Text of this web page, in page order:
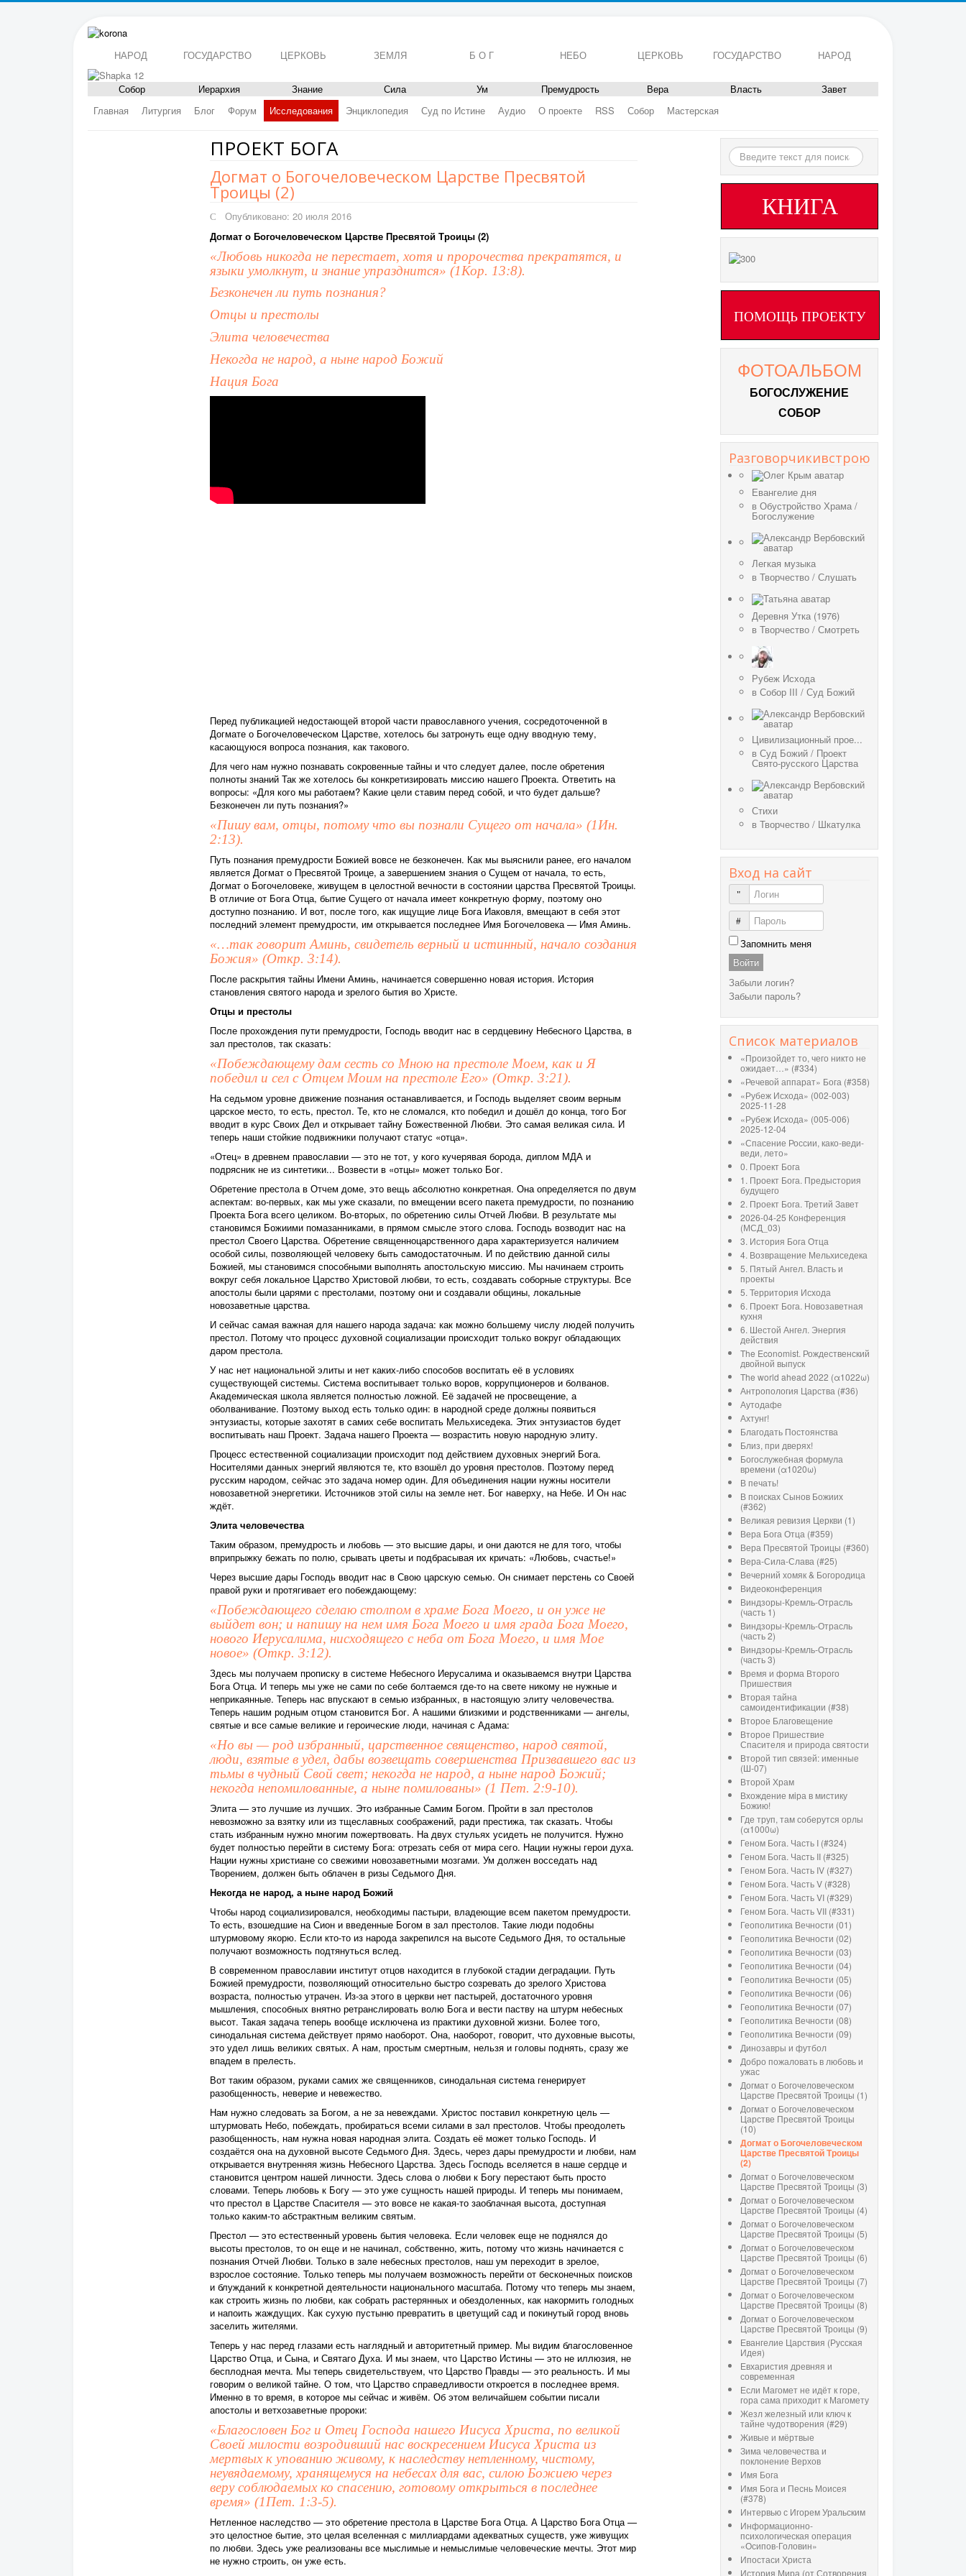
НАРОД ГОСУДАРСТВО ЦЕРКОВЬ ЗЕМЛЯ Б О Г НЕБО ЦЕРКОВЬ ГОСУДАРСТВО НАРОД
Собор Иерархия Знание Сила Ум Премудрость Вера Власть
Завет
Главная
Литургия Блог Форум Исследования Энциклопедия Суд по Истине Аудио О проекте RSS Собор Мастерская
ПРОЕКТ БОГА
Догмат о Богочеловеческом Царстве Пресвятой
Троицы (2)
Опубликовано: 20 июля 2016
Догмат о Богочеловеческом Царстве Пресвятой Троицы (2)
«Любовь никогда не перестает, хотя и пророчества прекратятся, и
языки умолкнут, и знание упразднится» (1Кор. 13:8).
Безконечен ли путь познания?
Отцы и престолы
Элита человечества
Некогда не народ, а ныне народ Божий
Нация Бога
Перед публикацией недостающей второй части православного учения, сосредоточенной в
Догмате о Богочеловеческом Царстве, хотелось бы затронуть еще одну вводную тему,
касающуюся вопроса познания, как такового.
Для чего нам нужно познавать сокровенные тайны и что следует далее, после обретения
полноты знаний Так же хотелось бы конкретизировать миссию нашего Проекта. Ответить на
вопросы: «Для кого мы работаем? Какие цели ставим перед собой, и что будет дальше?
Безконечен ли путь познания?»
«Пишу вам, отцы, потому что вы познали Сущего от начала» (1Ин.
2:13).
Путь познания премудрости Божией вовсе не безконечен. Как мы выяснили ранее, его началом
является Догмат о Пресвятой Троице, а завершением знания о Сущем от начала, то есть,
Догмат о Богочеловеке, живущем в целостной вечности в состоянии царства Пресвятой Троицы.
В отличие от Бога Отца, бытие Сущего от начала имеет конкретную форму, поэтому оно
доступно познанию. И вот, после того, как ищущие лице Бога Иаковля, вмещают в себя этот
последний элемент премудрости, им открывается последнее Имя Богочеловека — Имя Аминь.
«…так говорит Аминь, свидетель верный и истинный, начало создания
Божия» (Откр. 3:14).
После раскрытия тайны Имени Аминь, начинается совершенно новая история. История
становления святого народа и зрелого бытия во Христе.
Отцы и престолы
После прохождения пути премудрости, Господь вводит нас в сердцевину Небесного Царства, в
зал престолов, так сказать:
«Побеждающему дам сесть со Мною на престоле Моем, как и Я
победил и сел с Отцем Моим на престоле Его» (Откр. 3:21).
На седьмом уровне движение познания останавливается, и Господь выделяет своим верным
царское место, то есть, престол. Те, кто не сломался, кто победил и дошёл до конца, того Бог
вводит в курс Своих Дел и открывает тайну Божественной Любви. Это самая великая сила. И
теперь наши стойкие подвижники получают статус «отца».
«Отец» в древнем православии — это не тот, у кого кучерявая борода, диплом МДА и
подрясник не из синтетики... Возвести в «отцы» может только Бог.
Обретение престола в Отчем доме, это вещь абсолютно конкретная. Она определяется по двум
аспектам: во-первых, как мы уже сказали, по вмещении всего пакета премудрости, по познанию
Проекта Бога всего целиком. Во-вторых, по обретению силы Отчей Любви. В результате мы
становимся Божиими помазанниками, в прямом смысле этого слова. Господь возводит нас на
престол Своего Царства. Обретение священноцарственного дара характеризуется наличием
особой силы, позволяющей человеку быть самодостаточным. И по действию данной силы
Божией, мы становимся способными выполнять апостольскую миссию. Мы начинаем строить
вокруг себя локальное Царство Христовой любви, то есть, создавать соборные структуры. Все
апостолы были царями с престолами, поэтому они и создавали общины, локальные
новозаветные царства.
И сейчас самая важная для нашего народа задача: как можно большему числу людей получить
престол. Потому что процесс духовной социализации происходит только вокруг обладающих
даром престола.
У нас нет национальной элиты и нет каких-либо способов воспитать её в условиях
существующей системы. Система воспитывает только воров, коррупционеров и болванов.
Академическая школа является полностью ложной. Её задачей не просвещение, а
оболванивание. Поэтому выход есть только один: в народной среде должны появиться
энтузиасты, которые захотят в самих себе воспитать Мельхиседека. Этих энтузиастов будет
воспитывать наш Проект. Задача нашего Проекта — возрастить новую народную элиту.
Процесс естественной социализации происходит под действием духовных энергий Бога.
Носителями данных энергий являются те, кто взошёл до уровня престолов. Поэтому перед
русским народом, сейчас это задача номер один. Для объединения нации нужны носители
новозаветной энергетики. Источников этой силы на земле нет. Бог наверху, на Небе. И Он нас
ждёт.
Элита человечества
Таким образом, премудрость и любовь — это высшие дары, и они даются не для того, чтобы
вприпрыжку бежать по полю, срывать цветы и подбрасывая их кричать: «Любовь, счастье!»
Через высшие дары Господь вводит нас в Свою царскую семью. Он снимает перстень со Своей
правой руки и протягивает его побеждающему:
«Побеждающего сделаю столпом в храме Бога Моего, и он уже не
выйдет вон; и напишу на нем имя Бога Моего и имя града Бога Моего,
нового Иерусалима, нисходящего с неба от Бога Моего, и имя Мое
новое» (Откр. 3:12).
Здесь мы получаем прописку в системе Небесного Иерусалима и оказываемся внутри Царства
Бога Отца. И теперь мы уже не сами по себе болтаемся где-то на свете никому не нужные и
неприкаянные. Теперь нас впускают в семью избранных, в настоящую элиту человечества.
Теперь нашим родным отцом становится Бог. А нашими близкими и родственниками — ангелы,
святые и все самые великие и героические люди, начиная с Адама:
«Но вы — род избранный, царственное священство, народ святой,
люди, взятые в удел, дабы возвещать совершенства Призвавшего вас из
тьмы в чудный Свой свет; некогда не народ, а ныне народ Божий;
некогда непомилованные, а ныне помилованы» (1 Пет. 2:9-10).
Элита — это лучшие из лучших. Это избранные Самим Богом. Пройти в зал престолов
невозможно за взятку или из тщеславных соображений, ради престижа, так сказать. Чтобы
стать избранным нужно многим пожертвовать. На двух стульях усидеть не получится. Нужно
будет полностью перейти в систему Бога: отрезать себя от мира сего. Нации нужны герои духа.
Нации нужны христиане со свежими новозаветными мозгами. Ум должен восседать над
Творением, должен быть облачен в ризы Седьмого Дня.
Некогда не народ, а ныне народ Божий
Чтобы народ социализировался, необходимы пастыри, владеющие всем пакетом премудрости.
То есть, взошедшие на Сион и введенные Богом в зал престолов. Такие люди подобны
штурмовому якорю. Если кто-то из народа закрепился на высоте Седьмого Дня, то остальные
получают возможность подтянуться вслед.
В современном православии институт отцов находится в глубокой стадии деградации. Путь
Божией премудрости, позволяющий относительно быстро созревать до зрелого Христова
возраста, полностью утрачен. Из-за этого в церкви нет пастырей, достаточного уровня
мышления, способных внятно ретранслировать волю Бога и вести паству на штурм небесных
высот. Такая задача теперь вообще исключена из практики духовной жизни. Более того,
синодальная система действует прямо наоборот. Она, наоборот, говорит, что духовные высоты,
это удел лишь великих святых. А нам, простым смертным, нельзя и головы поднять, сразу же
впадем в прелесть.
Вот таким образом, руками самих же священников, синодальная система генерирует
разобщенность, неверие и невежество.
Нам нужно следовать за Богом, а не за невеждами. Христос поставил конкретную цель —
штурмовать Небо, побеждать, пробираться всеми силами в зал престолов. Чтобы преодолеть
разобщенность, нам нужна новая народная элита. Создать её может только Господь. И
создаётся она на духовной высоте Седьмого Дня. Здесь, через дары премудрости и любви, нам
открывается внутренняя жизнь Небесного Царства. Здесь Господь вселяется в наше сердце и
становится центром нашей личности. Здесь слова о любви к Богу перестают быть просто
словами. Теперь любовь к Богу — это уже сущность нашей природы. И теперь мы понимаем,
что престол в Царстве Спасителя — это вовсе не какая-то заоблачная высота, доступная
только каким-то абстрактным великим святым.
Престол — это естественный уровень бытия человека. Если человек еще не поднялся до
высоты престолов, то он еще и не начинал, собственно, жить, потому что жизнь начинается с
познания Отчей Любви. Только в зале небесных престолов, наш ум переходит в зрелое,
взрослое состояние. Только теперь мы получаем возможность перейти от бесконечных поисков
и блужданий к конкретной деятельности национального масштаба. Потому что теперь мы знаем,
как строить жизнь по любви, как собрать растерянных и обездоленных, как накормить голодных
и напоить жаждущих. Как сухую пустыню превратить в цветущий сад и покинутый город вновь
заселить жителями.
Теперь у нас перед глазами есть наглядный и авторитетный пример. Мы видим благословенное
Царство Отца, и Сына, и Святаго Духа. И мы знаем, что Царство Истины — это не иллюзия, не
бесплодная мечта. Мы теперь свидетельствуем, что Царство Правды — это реальность. И мы
говорим о великой тайне. О том, что Царство справедливости откроется в последнее время.
Именно в то время, в которое мы сейчас и живём. Об этом величайшем событии писали
апостолы и ветхозаветные пророки:
«Благословен Бог и Отец Господа нашего Иисуса Христа, по великой
Своей милости возродивший нас воскресением Иисуса Христа из
мертвых к упованию живому, к наследству нетленному, чистому,
неувядаемому, хранящемуся на небесах для вас, силою Божиею через
веру соблюдаемых ко спасению, готовому открыться в последнее
время» (1Пет. 1:3-5).
Нетленное наследство — это обретение престола в Царстве Бога Отца. А Царство Бога Отца —
это целостное бытие, это целая вселенная с миллиардами адекватных существ, уже живущих
по любви. Здесь уже реализованы все мыслимые и немыслимые человеческие мечты. Этот мир
не нужно строить, он уже есть.
Искать...
КНИГА
ПОМОЩЬ ПРОЕКТУ
ФОТОАЛЬБОМ
БОГОСЛУЖЕНИЕ
СОБОР
Разговорчикивстрою
Евангелие дня
в Обустройство Храма /
Богослужение
Легкая музыка
в Творчество / Слушать
Деревня Утка (1976)
в Творчество / Смотреть
Рубеж Исхода
в Собор III / Суд Божий
Цивилизационный прое...
в Суд Божий / Проект
Свято-русского Царства
Стихи
в Творчество / Шкатулка
Вход на сайт
Логин
Пароль
Запомнить меня
Войти
Забыли логин?
Забыли пароль?
Список материалов
«Произойдет то, чего никто не
ожидает…» (#334)
«Речевой аппарат» Бога (#358)
«Рубеж Исхода» (002-003)
2025-11-28
«Рубеж Исхода» (005-006)
2025-12-04
«Спасение России, како-веди-
веди, лето»
0. Проект Бога
1. Проект Бога. Предыстория
будущего
2. Проект Бога. Третий Завет
2026-04-25 Конференция
(МСД_03)
3. История Бога Отца
4. Возвращение Мельхиседека
5. Пятый Ангел. Власть и
проекты
5. Территория Исхода
6. Проект Бога. Новозаветная
кухня
6. Шестой Ангел. Энергия
действия
The Economist. Рождественский
двойной выпуск
The world ahead 2022 (α1022ω)
Антропология Царства (#36)
Аутодафе
Ахтунг!
Благодать Постоянства
Близ, при дверях!
Богослужебная формула
времени (α1020ω)
В печать!
В поисках Сынов Божиих
(#362)
Великая ревизия Церкви (1)
Вера Бога Отца (#359)
Вера Пресвятой Троицы (#360)
Вера-Сила-Слава (#25)
Вечерний хомяк & Богородица
Видеоконференция
Виндзоры-Кремль-Отрасль
(часть 1)
Виндзоры-Кремль-Отрасль
(часть 2)
Виндзоры-Кремль-Отрасль
(часть 3)
Время и форма Второго
Пришествия
Вторая тайна
самоидентификации (#38)
Второе Благовещение
Второе Пришествие
Спасителя и природа святости
Второй тип связей: именные
(Ш-07)
Второй Храм
Вхождение мiра в мистику
Божию!
Где труп, там соберутся орлы
(α1000ω)
Геном Бога. Часть I (#324)
Геном Бога. Часть II (#325)
Геном Бога. Часть IV (#327)
Геном Бога. Часть V (#328)
Геном Бога. Часть VI (#329)
Геном Бога. Часть VII (#331)
Геополитика Вечности (01)
Геополитика Вечности (02)
Геополитика Вечности (03)
Геополитика Вечности (04)
Геополитика Вечности (05)
Геополитика Вечности (06)
Геополитика Вечности (07)
Геополитика Вечности (08)
Геополитика Вечности (09)
Динозавры и футбол
Добро пожаловать в любовь и
ужас
Догмат о Богочеловеческом
Царстве Пресвятой Троицы (1)
Догмат о Богочеловеческом
Царстве Пресвятой Троицы
(10)
Догмат о Богочеловеческом
Царстве Пресвятой Троицы
(2)
Догмат о Богочеловеческом
Царстве Пресвятой Троицы (3)
Догмат о Богочеловеческом
Царстве Пресвятой Троицы (4)
Догмат о Богочеловеческом
Царстве Пресвятой Троицы (5)
Догмат о Богочеловеческом
Царстве Пресвятой Троицы (6)
Догмат о Богочеловеческом
Царстве Пресвятой Троицы (7)
Догмат о Богочеловеческом
Царстве Пресвятой Троицы (8)
Догмат о Богочеловеческом
Царстве Пресвятой Троицы (9)
Евангелие Царствия (Русская
Идея)
Евхаристия древняя и
современная
Если Магомет не идёт к горе,
гора сама приходит к Магомету
Жезл железный или ключ к
тайне чудотворения (#29)
Живые и мёртвые
Зима человечества и
поклонение Верхов
Имя Бога
Имя Бога и Песнь Моисея
(#378)
Интервью с Игорем Уральским
Информационно-
психологическая операция
«Осипов-Головин»
Ипостаси Христа
История Мира (от Сотворения